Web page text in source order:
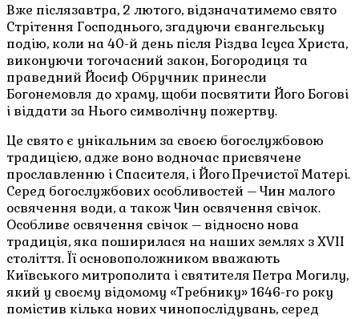
Вже післязавтра, 2 лютого, відзначатимемо свято
Стрітення Господнього, згадуючи євангельську
подію, коли на 40-й день після Різдва Ісуса Христа,
виконуючи тогочасний закон, Богородиця та
праведний Йосиф Обручник принесли
Богонемовля до храму, щоби посвятити Його Богові
і віддати за Нього символічну пожертву.
Це свято є унікальним за своєю богослужбовою
традицією, адже воно водночас присвячене
прославленню і Спасителя, і Його Пречистої Матері.
Серед богослужбових особливостей – Чин малого
освячення води, а також Чин освячення свічок.
Особливе освячення свічок – відносно нова
традиція, яка поширилася на наших землях з XVII
століття. Її основоположником вважають
Київського митрополита і святителя Петра Могилу,
який у своєму відомому «Требнику» 1646-го року
помістив кілька нових чинопослідувань, серед